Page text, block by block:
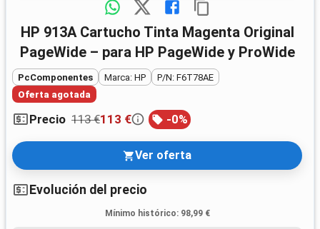
HP 913A Cartucho Tinta Magenta Original
PageWide – para HP PageWide y ProWide
PcComponentes Marca: HP
P/N: F6T78AE
Oferta agotada
Precio 113 €113 € -0%
Ver oferta
Evolución del precio
Mínimo histórico: 98,99 €